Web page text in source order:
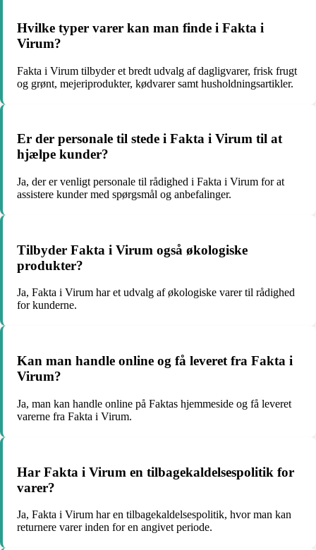
Hvilke typer varer kan man finde i Fakta i
Virum?
Fakta i Virum tilbyder et bredt udvalg af dagligvarer, frisk frugt
og grønt, mejeriprodukter, kødvarer samt husholdningsartikler.
Er der personale til stede i Fakta i Virum til at
hjælpe kunder?
Ja, der er venligt personale til rådighed i Fakta i Virum for at
assistere kunder med spørgsmål og anbefalinger.
Tilbyder Fakta i Virum også økologiske
produkter?
Ja, Fakta i Virum har et udvalg af økologiske varer til rådighed
for kunderne.
Kan man handle online og få leveret fra Fakta i
Virum?
Ja, man kan handle online på Faktas hjemmeside og få leveret
varerne fra Fakta i Virum.
Har Fakta i Virum en tilbagekaldelsespolitik for
varer?
Ja, Fakta i Virum har en tilbagekaldelsespolitik, hvor man kan
returnere varer inden for en angivet periode.